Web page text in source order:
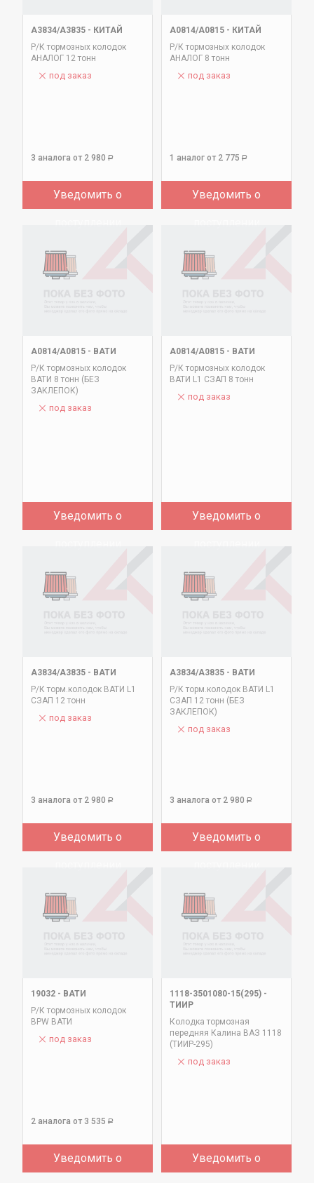
А3834/А3835 - КИТАЙ
Р/К тормозных колодок
АНАЛОГ 12 тонн
под заказ
3 аналога от 2 980 Р
Уведомить о
А0814/А0815 - КИТАЙ
Р/К тормозных колодок
АНАЛОГ 8 тонн
под заказ
1 аналог от 2 775 Р
Уведомить о
А0814/А0815 - ВАТИ
Р/К тормозных колодок
ВАТИ 8 тонн (БЕЗ
ЗАКЛЕПОК)
под заказ
Уведомить о
А0814/А0815 - ВАТИ
Р/К тормозных колодок
ВАТИ L1 СЗАП 8 тонн
под заказ
Уведомить о
А3834/А3835 - ВАТИ
Р/К торм.колодок ВАТИ L1
СЗАП 12 тонн
под заказ
3 аналога от 2 980 Р
Уведомить о
А3834/А3835 - ВАТИ
Р/К торм.колодок ВАТИ L1
СЗАП 12 тонн (БЕЗ
ЗАКЛЕПОК)
под заказ
3 аналога от 2 980 Р
Уведомить о
19032 - ВАТИ
Р/К тормозных колодок
BPW ВАТИ
под заказ
2 аналога от 3 535 Р
Уведомить о
1118-3501080-15(295) -
ТИИР
Колодка тормозная
передняя Калина ВАЗ 1118
(ТИИР-295)
под заказ
Уведомить о